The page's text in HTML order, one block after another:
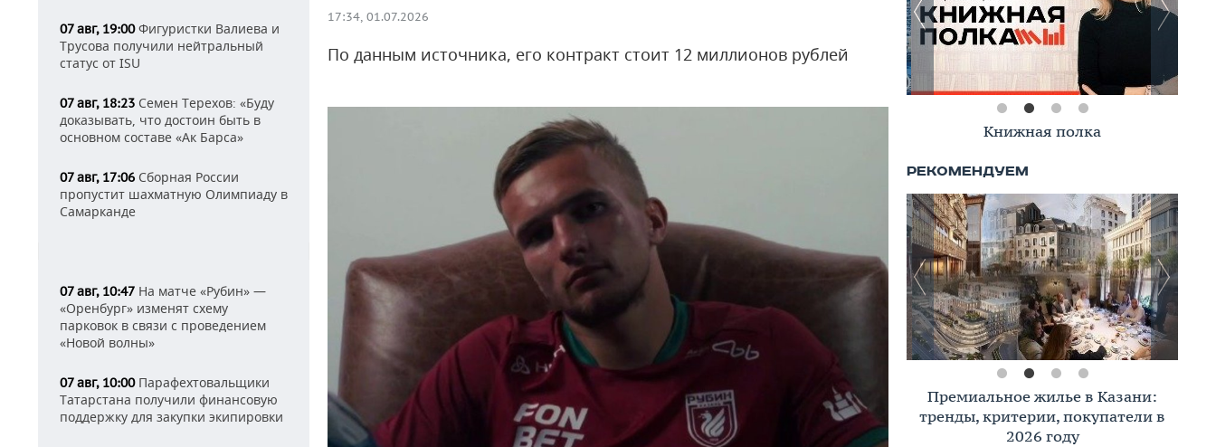
07 авг, 19:00Фигуристки Валиева и
Трусова получили нейтральный
статус от ISU
07 авг, 18:23 Семен Терехов: «Буду
доказывать, что достоин быть в
основном составе «Ак Барса»
07 авг, 17:06 Сборная России
пропустит шахматную Олимпиаду в
Самарканде
07 авг, 10:47 На матче «Рубин» —
«Оренбург» изменят схему
парковок в связи с проведением
«Новой волны»
07 авг, 10:00Парафехтовальщики
Татарстана получили финансовую
поддержку для закупки экипировки
17:34, 01.07.2026
По данным источника, его контракт стоит 12 миллионов рублей
Книжная полка
Премиальное жилье в Казани:
тренды, критерии, покупатели в
2026 году